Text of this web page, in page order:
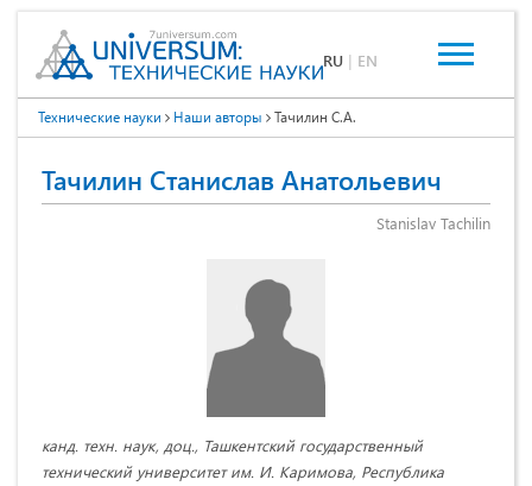
RU | EN
Технические науки Наши авторы Тачилин С.А.
Тачилин Станислав Анатольевич
Stanislav Tachilin
канд. техн. наук, доц., Ташкентский государственный
технический университет им. И. Каримова, Республика